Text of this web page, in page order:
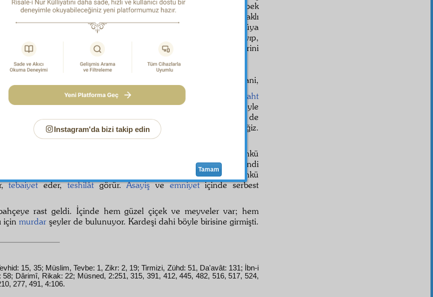
işlertesadüfîolamaz. Buacipişler içinde garip
var. Ve pek
var olduğunu
intikal
etmedi. Şimdi bunun kalbi ve ruh ve aklı
feryad ü figan nefs-i emmâre
si, güya
edip, ruh ve kalbin ağlamasından kulağını kapayıp,
aldatarak, bir bahçede bulunuyor gibi, o ağacın meyvelerini
اَنَا عِنْدَ ظَنِّ عَبْدِى بى
Yani,
nasıl tanırsa, onunla öyle muamele
bedbaht
ve akılsızlığıyla, gördüğünüadiveayn-ı hakikat
etti ve öyle
gördü ve görüyor ve görecek. Ne ölüyor ki kurtulsun, ne de
azap çekiyor. Biz de şu meş'umu bu
ta bırakıp döneceğiz.
halini anlayacağız.
i gibi sıkıntı çekmiyor. Çünkü
hülyalar eder, kendi
çekmiyor. Çünkü
tebaiyeteder,teshilâtgörür.Asayişveemniyetiçinde serbest
rast geldi. İçinde hem güzel çiçek ve meyveler var; hem
için murdar şeyler de bulunuyor. Kardeşi dahi böyle birisine girmişti.
15, 35; Müslim, Tevbe: 1, Zikr: 2, 19; Tirmizi, Zühd: 51, Da'avât: 131; İbn-i
58; Dârimî, Rikak: 22; Müsned, 2:251, 315, 391, 412, 445, 482, 516, 517, 524,
277, 491, 4:106.
Instagram'da bizi takip edin
Tamam